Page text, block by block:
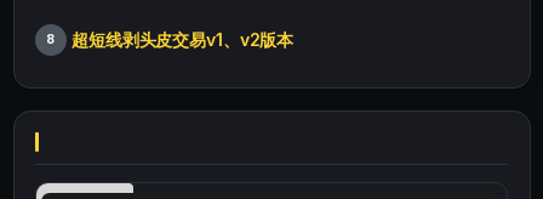
8 超短线剥头皮交易v1、v2版本